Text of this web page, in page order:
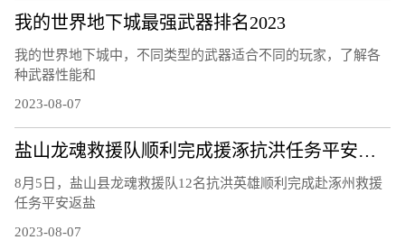
我的世界地下城最强武器排名2023
我的世界地下城中，不同类型的武器适合不同的玩家，了解各
种武器性能和
2023-08-07
盐山龙魂救援队顺利完成援涿抗洪任务平安凯旋
8月5日，盐山县龙魂救援队12名抗洪英雄顺利完成赴涿州救援
任务平安返盐
2023-08-07